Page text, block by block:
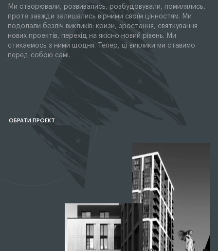
Ми створювали, розвивались, розбудовували, помилялись,
проте завжди залишались вірними своїм цінностям. Ми
подолали безліч викликів: кризи, зростання, святкування
нових проектів, перехід на якісно новий рівень. Ми
стикаємось з ними щодня. Тепер, ці виклики ми ставимо
перед собою самі.
ОБРАТИ ПРОЕКТ